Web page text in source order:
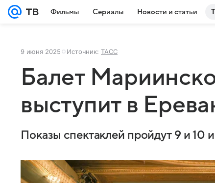
Фильмы Сериалы Новости и статьи
9 июня 2025 Источник: ТАСС
Балет
выступит в
Показы спектаклей пройдут 9 и 10